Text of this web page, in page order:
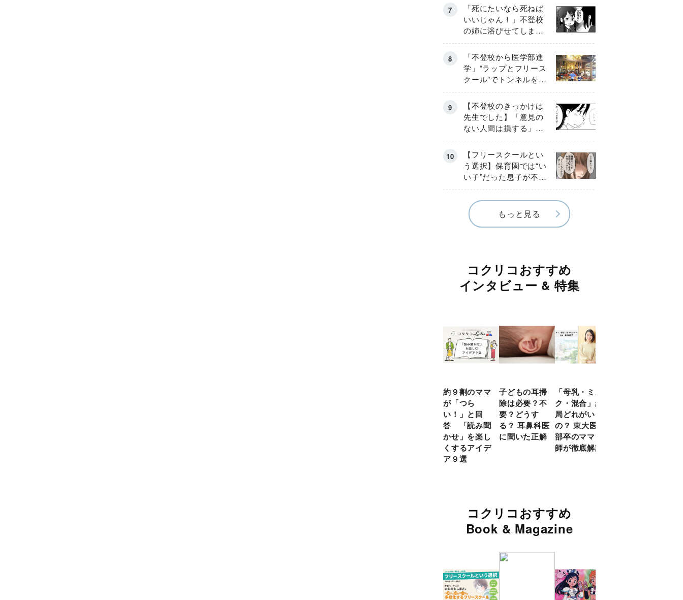
「死にたいなら死ねば
いいじゃん！」不登校
の姉に浴びせてしまっ
た言葉【番外編・後
編】
「不登校から医学部進
学」“ラップとフリース
クール”でトンネルを脱
して高校受験へ〔元野
球少年の実話〕
【不登校のきっかけは
先生でした】「意見の
ない人間は損する」担
任の一言が苦しみに…
《第１話》
【フリースクールとい
う選択】保育園では“い
い子”だった息子が不登
校に…小学校入学後に
見えたSOS《第１話》
もっと見る
コクリコおすすめ
インタビュー & 特集
約９割のママ
が「つら
い！」と回
答 「読み聞
かせ」を楽し
くするアイデ
ア９選
子どもの耳掃
除は必要？不
要？どうす
る？ 耳鼻科医
に聞いた正解
「母乳・ミル
ク・混合」結
局どれがいい
の？ 東大医学
部卒のママ医
師が徹底解説
コクリコおすすめ
Book & Magazine